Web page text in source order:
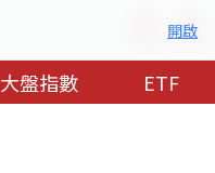
開啟
大盤指數 ETF